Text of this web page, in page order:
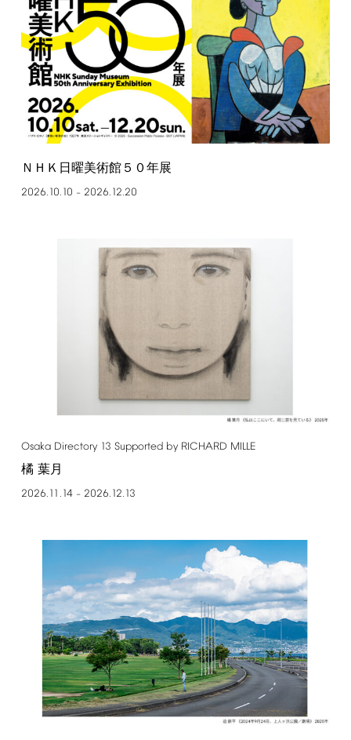
ＮＨＫ日曜美術館５０年展
2026.10.10 – 2026.12.20
Osaka Directory 13 Supported by RICHARD MILLE
橘 葉月
2026.11.14– 2026.12.13